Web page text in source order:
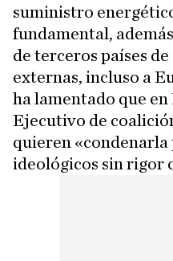
suministro
fundamental,
de terceros países
externas, incluso a
ha lamentado que en
Ejecutivo de
quieren
ideológicos sin rigor